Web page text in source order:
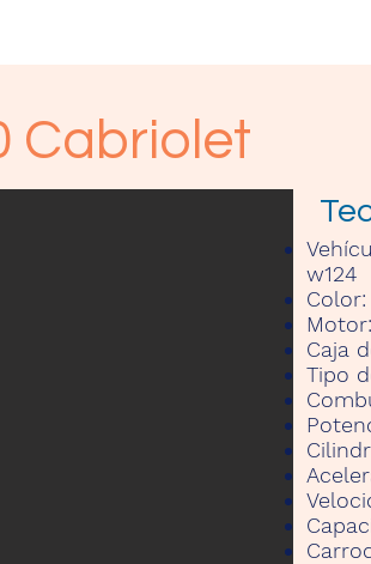
Cabriolet
w124
Color:
Motor:
Caja
Tipo